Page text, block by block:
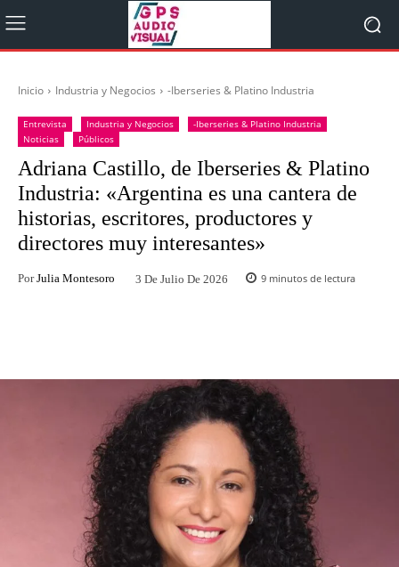
Inicio Industria y Negocios -Iberseries & Platino Industria
Entrevista Industria y Negocios
-Iberseries & Platino Industria
Noticias
Públicos
Adriana Castillo, de Iberseries & Platino
Industria: «Argentina es una cantera de
historias, escritores, productores y
directores muy interesantes»
Por Julia Montesoro 3 De Julio De 2026 9 minutos de lectura